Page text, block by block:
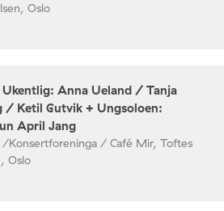
Oslo
Ukentlig: Anna Ueland / Tanja
/ Ketil Gutvik + Ungsoloen:
April Jang
/Konsertforeninga / Café Mir, Toftes
Oslo